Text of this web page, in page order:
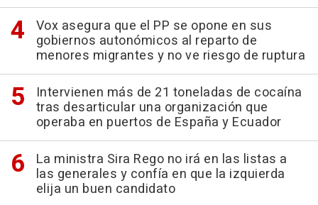
Vox asegura que el PP se opone en sus
gobiernos autonómicos al reparto de
menores migrantes y no ve riesgo de ruptura
Intervienen más de 21 toneladas de cocaína
tras desarticular una organización que
operaba en puertos de España y Ecuador
La ministra Sira Rego no irá en las listas a
las generales y confía en que la izquierda
elija un buen candidato